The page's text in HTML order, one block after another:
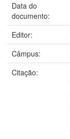
Data do
documento:
Editor:
Câmpus:
Citação: